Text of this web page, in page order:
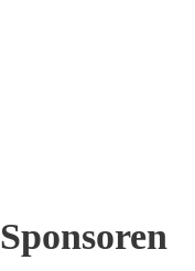
Sponsoren